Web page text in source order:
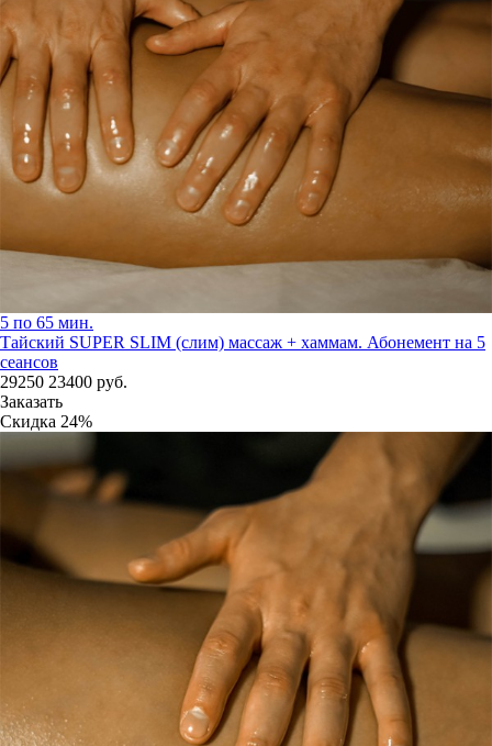
5 по 65 мин.
Тайский SUPER SLIM (слим) массаж + хаммам. Абонемент на 5
сеансов
29250 23400 руб.
Заказать
Скидка 24%